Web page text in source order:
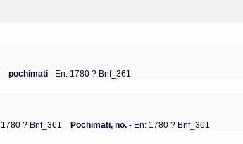
pochimati- En: 1780 ? Bnf_361
? Bnf_361 Pochimati, no. - En: 1780 ? Bnf_361